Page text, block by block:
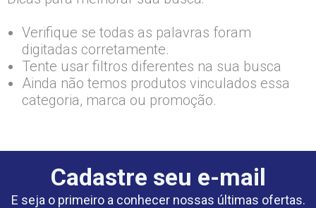
Verifique se todas as palavras foram
digitadas corretamente.
Tente usar filtros diferentes na sua busca
Ainda não temos produtos vinculados essa
categoria, marca ou promoção.
Cadastre seu e-mail
E seja o primeiro a conhecer nossas últimas ofertas.